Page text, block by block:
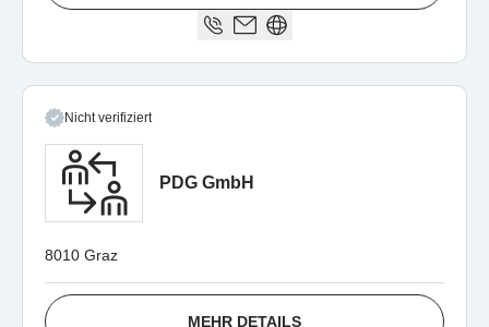
Nicht verifiziert
PDG GmbH
8010 Graz
MEHR DETAILS